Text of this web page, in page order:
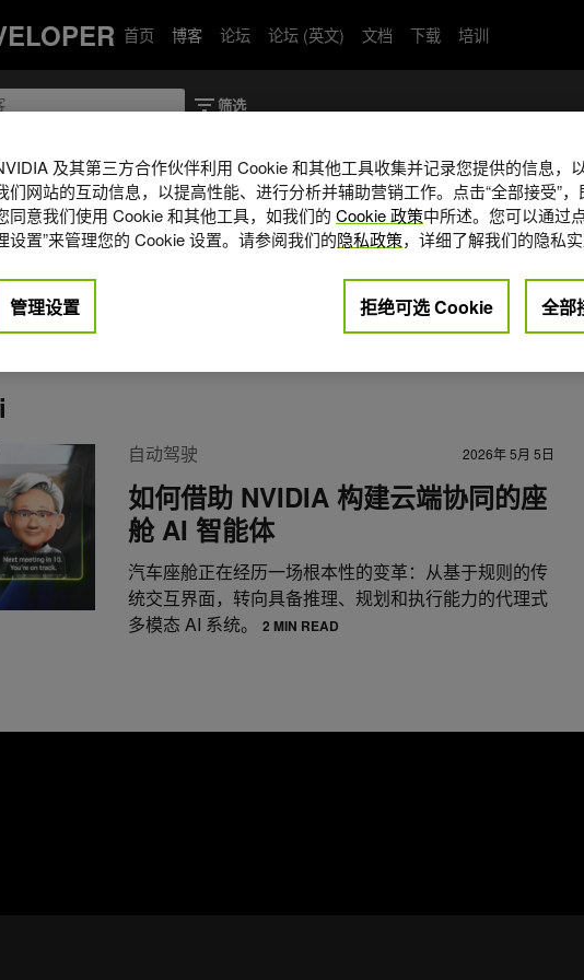
首页 博客 论坛 论坛 (英文) 文档 下载 培训
驶舱的合作伙伴负责人。她在汽车行业拥有
点是通过生态系统合作伙伴关系和创新平台
汽车技术。她目前负责与 MediaTek 合作开
AX C 系列。她还推动了 NVIDIA
和车载 AI 领域的全球采用。Iris 拥有南加州
自动驾驶 2026年 5月 5日
如何借助 NVIDIA 构建云端协同的座
舱 AI 智能体
汽车座舱正在经历一场根本性的变革：从基于规则的传
统交互界面，转向具备推理、规划和执行能力的代理式
多模态 AI 系统。
2 MIN READ
及其第三方合作伙伴利用 Cookie 和其他工具收集并记录您提供的信息，
们网站的互动信息，以提高性能、进行分析并辅助营销工作。点击“全部接受”，
同意我们使用 Cookie 和其他工具，如我们的 Cookie 政策中所述。您可以通过
设置”来管理您的 Cookie 设置。请参阅我们的隐私政策，详细了解我们的隐私实
管理设置 拒绝可选 Cookie 全部